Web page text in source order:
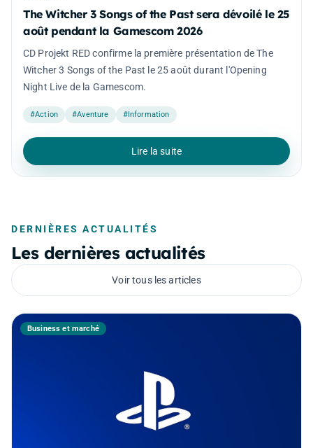
The Witcher 3 Songs of the Past sera dévoilé le 25
août pendant la Gamescom 2026
CD Projekt RED confirme la première présentation de The
Witcher 3 Songs of the Past le 25 août durant l'Opening
Night Live de la Gamescom.
#Action #Aventure #Information
Lire la suite
DERNIÈRES ACTUALITÉS
Les dernières actualités
Voir tous les articles
Business et marché